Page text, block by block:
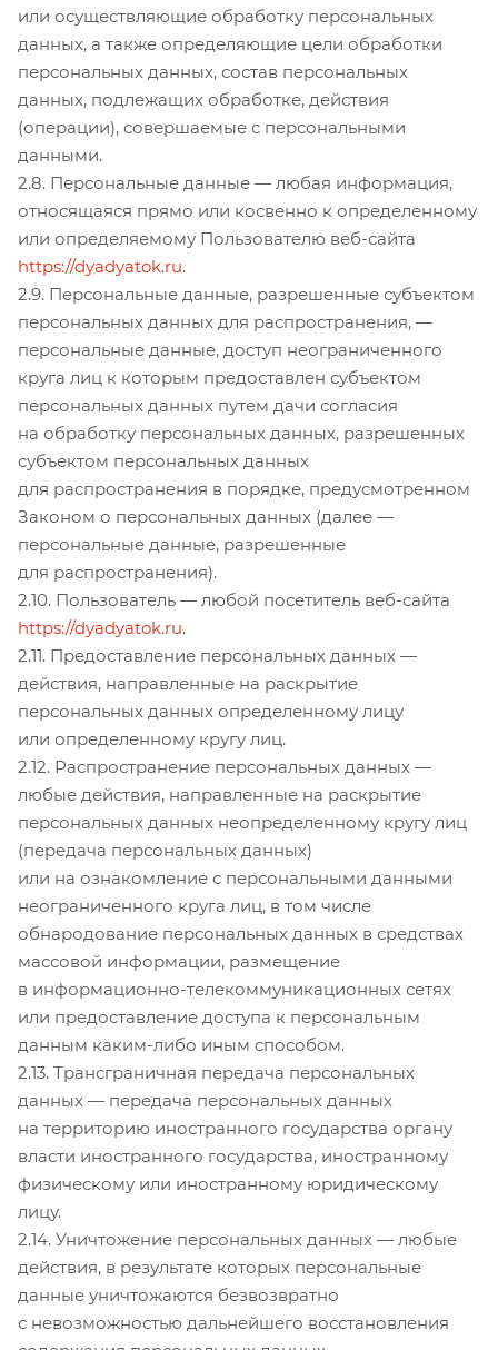
или осуществляющие обработку персональных
данных, а также определяющие цели обработки
персональных данных, состав персональных
данных, подлежащих обработке, действия
(операции), совершаемые с персональными
данными.
2.8. Персональные данные — любая информация,
относящаяся прямо или косвенно к определенному
или определяемому Пользователю веб-сайта
https://dyadyatok.ru.
2.9. Персональные данные, разрешенные субъектом
персональных данных для распространения, —
персональные данные, доступ неограниченного
круга лиц к которым предоставлен субъектом
персональных данных путем дачи согласия
на обработку персональных данных, разрешенных
субъектом персональных данных
для распространения в порядке, предусмотренном
Законом о персональных данных (далее —
персональные данные, разрешенные
для распространения).
2.10. Пользователь — любой посетитель веб-сайта
https://dyadyatok.ru.
2.11. Предоставление персональных данных —
действия, направленные на раскрытие
персональных данных определенному лицу
или определенному кругу лиц.
2.12. Распространение персональных данных —
любые действия, направленные на раскрытие
персональных данных неопределенному кругу лиц
(передача персональных данных)
или на ознакомление с персональными данными
неограниченного круга лиц, в том числе
обнародование персональных данных в средствах
массовой информации, размещение
в информационно-телекоммуникационных сетях
или предоставление доступа к персональным
данным каким-либо иным способом.
2.13. Трансграничная передача персональных
данных — передача персональных данных
на территорию иностранного государства органу
власти иностранного государства, иностранному
физическому или иностранному юридическому
лицу.
2.14. Уничтожение персональных данных — любые
действия, в результате которых персональные
данные уничтожаются безвозвратно
с невозможностью дальнейшего восстановления